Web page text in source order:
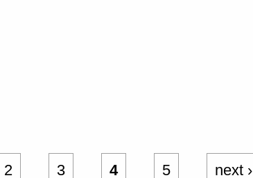
2 3 4 5 next ›